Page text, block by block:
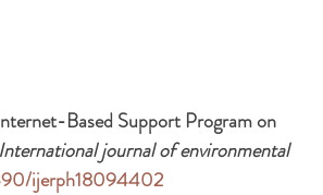
Based Support Program on
International journal of environmental
ijerph18094402